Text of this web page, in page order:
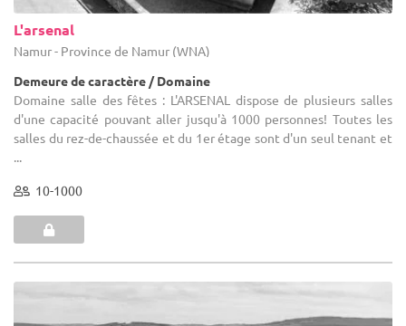
L'arsenal
Namur - Province de Namur (WNA)
Demeure de caractère / Domaine
Domaine salle des fêtes : L'ARSENAL dispose de plusieurs salles
d'une capacité pouvant aller jusqu'à 1000 personnes! Toutes les
salles du rez-de-chaussée et du 1er étage sont d'un seul tenant et
...
10-1000